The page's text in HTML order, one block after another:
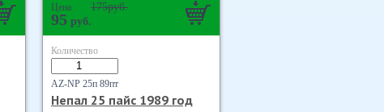
Цена 175руб.
95 руб.
Количество
AZ-NP 25п 89пт
Непал 25 пайс 1989 год